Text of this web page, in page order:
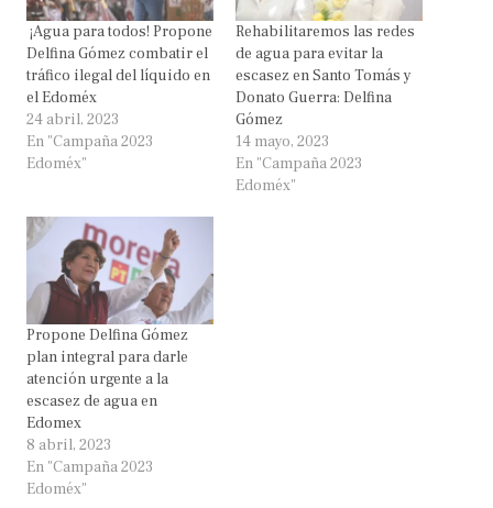
¡Agua para todos! Propone
Delfina Gómez combatir el
tráfico ilegal del líquido en
el Edoméx
24 abril, 2023
En "Campaña 2023
Edoméx"
Rehabilitaremos las redes
de agua para evitar la
escasez en Santo Tomás y
Donato Guerra: Delfina
Gómez
14 mayo, 2023
En "Campaña 2023
Edoméx"
Propone Delfina Gómez
plan integral para darle
atención urgente a la
escasez de agua en
Edomex
8 abril, 2023
En "Campaña 2023
Edoméx"